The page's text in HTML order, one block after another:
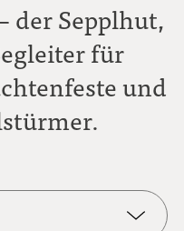
der Sepplhut,
für
und